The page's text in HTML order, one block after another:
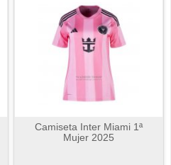
Camiseta Inter Miami 1ª
Mujer 2025